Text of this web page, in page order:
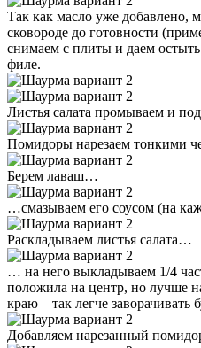
Так как масло уже добавлено,
сковороде до готовности
снимаем с плиты и даем
филе.
Листья салата промываем и
Помидоры нарезаем тонкими
Берем лаваш…
…смазываем его соусом (на
Раскладываем листья салата…
… на него выкладываем 1/4
положила на центр, но лучше
краю – так легче заворачивать
Добавляем нарезанный